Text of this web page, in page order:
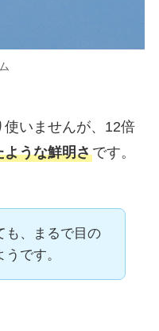
いませんが、12倍
ような鮮明さです。
も、まるで目の
です。